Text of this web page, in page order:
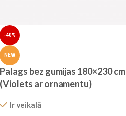
-40%
NEW
Palags bez gumijas 180×230
(Violets ar ornamentu)
Ir veikalā